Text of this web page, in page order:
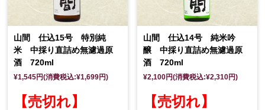
山間 仕込15号 特別純
米 中採り直詰め無濾過原
酒 720ml
¥1,545円(消費税込:¥1,699円)
【売切れ】
山間 仕込14号 純米吟
醸 中採り直詰め無濾過原
酒 720ml
¥2,100円(消費税込:¥2,310円)
【売切れ】